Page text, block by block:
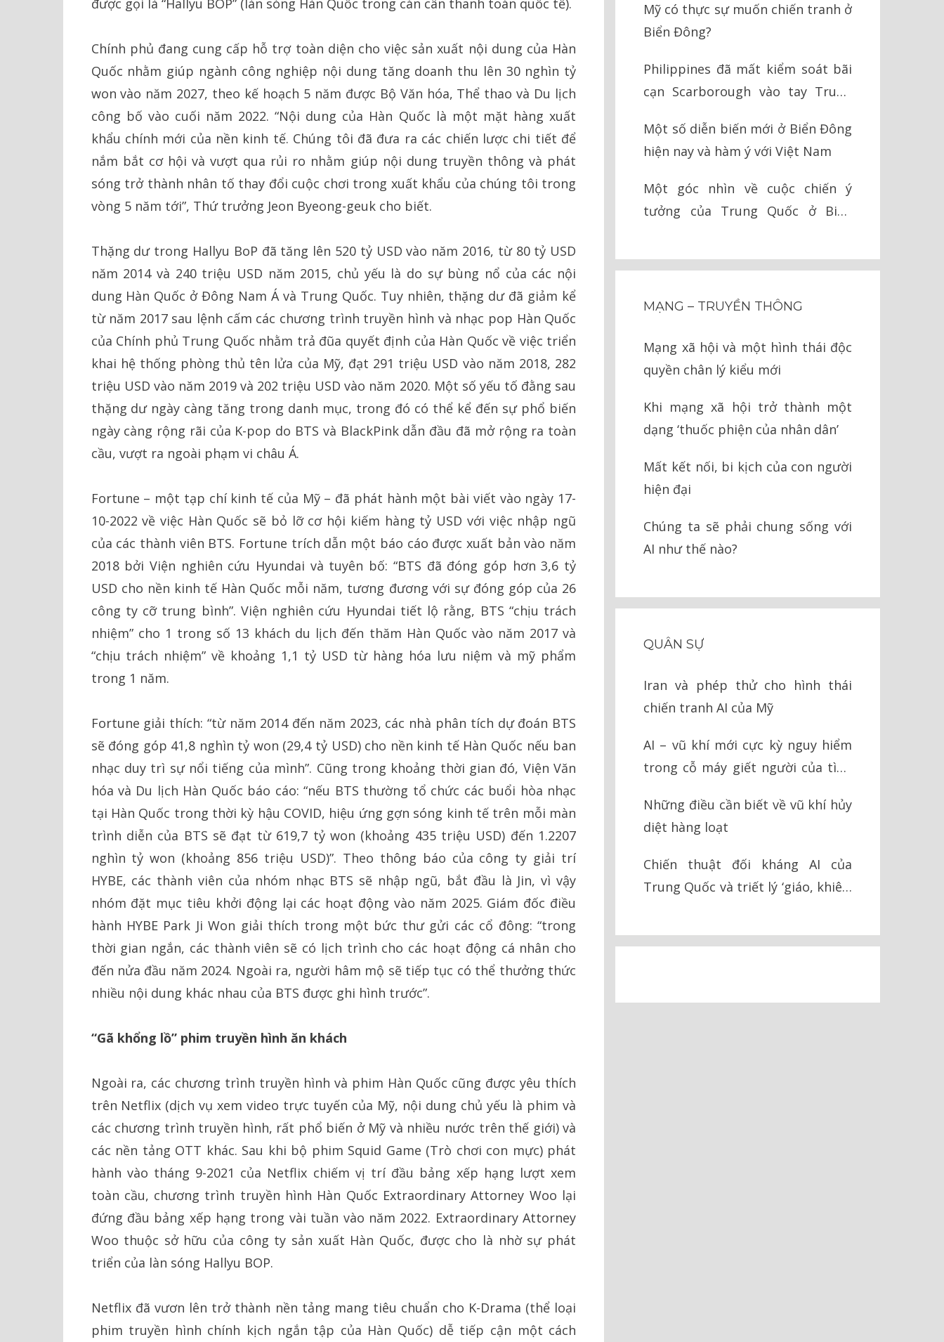
được gọi là “Hallyu BOP” (làn sóng Hàn Quốc trong cán cân thanh toán quốc tế).
Chính phủ đang cung cấp hỗ trợ toàn diện cho việc sản xuất nội dung của Hàn
Quốc nhằm giúp ngành công nghiệp nội dung tăng doanh thu lên 30 nghìn tỷ
won vào năm 2027, theo kế hoạch 5 năm được Bộ Văn hóa, Thể thao và Du lịch
công bố vào cuối năm 2022. “Nội dung của Hàn Quốc là một mặt hàng xuất
khẩu chính mới của nền kinh tế. Chúng tôi đã đưa ra các chiến lược chi tiết để
nắm bắt cơ hội và vượt qua rủi ro nhằm giúp nội dung truyền thông và phát
sóng trở thành nhân tố thay đổi cuộc chơi trong xuất khẩu của chúng tôi trong
vòng 5 năm tới”, Thứ trưởng Jeon Byeong-geuk cho biết.
Thặng dư trong Hallyu BoP đã tăng lên 520 tỷ USD vào năm 2016, từ 80 tỷ USD
năm 2014 và 240 triệu USD năm 2015, chủ yếu là do sự bùng nổ của các nội
dung Hàn Quốc ở Đông Nam Á và Trung Quốc. Tuy nhiên, thặng dư đã giảm kể
từ năm 2017 sau lệnh cấm các chương trình truyền hình và nhạc pop Hàn Quốc
của Chính phủ Trung Quốc nhằm trả đũa quyết định của Hàn Quốc về việc triển
khai hệ thống phòng thủ tên lửa của Mỹ, đạt 291 triệu USD vào năm 2018, 282
triệu USD vào năm 2019 và 202 triệu USD vào năm 2020. Một số yếu tố đằng sau
thặng dư ngày càng tăng trong danh mục, trong đó có thể kể đến sự phổ biến
ngày càng rộng rãi của K-pop do BTS và BlackPink dẫn đầu đã mở rộng ra toàn
cầu, vượt ra ngoài phạm vi châu Á.
Fortune – một tạp chí kinh tế của Mỹ – đã phát hành một bài viết vào ngày 17-
10-2022 về việc Hàn Quốc sẽ bỏ lỡ cơ hội kiếm hàng tỷ USD với việc nhập ngũ
của các thành viên BTS. Fortune trích dẫn một báo cáo được xuất bản vào năm
2018 bởi Viện nghiên cứu Hyundai và tuyên bố: “BTS đã đóng góp hơn 3,6 tỷ
USD cho nền kinh tế Hàn Quốc mỗi năm, tương đương với sự đóng góp của 26
công ty cỡ trung bình”. Viện nghiên cứu Hyundai tiết lộ rằng, BTS “chịu trách
nhiệm” cho 1 trong số 13 khách du lịch đến thăm Hàn Quốc vào năm 2017 và
“chịu trách nhiệm” về khoảng 1,1 tỷ USD từ hàng hóa lưu niệm và mỹ phẩm
trong 1 năm.
Fortune giải thích: “từ năm 2014 đến năm 2023, các nhà phân tích dự đoán BTS
sẽ đóng góp 41,8 nghìn tỷ won (29,4 tỷ USD) cho nền kinh tế Hàn Quốc nếu ban
nhạc duy trì sự nổi tiếng của mình”. Cũng trong khoảng thời gian đó, Viện Văn
hóa và Du lịch Hàn Quốc báo cáo: “nếu BTS thường tổ chức các buổi hòa nhạc
tại Hàn Quốc trong thời kỳ hậu COVID, hiệu ứng gợn sóng kinh tế trên mỗi màn
trình diễn của BTS sẽ đạt từ 619,7 tỷ won (khoảng 435 triệu USD) đến 1.2207
nghìn tỷ won (khoảng 856 triệu USD)”. Theo thông báo của công ty giải trí
HYBE, các thành viên của nhóm nhạc BTS sẽ nhập ngũ, bắt đầu là Jin, vì vậy
nhóm đặt mục tiêu khởi động lại các hoạt động vào năm 2025. Giám đốc điều
hành HYBE Park Ji Won giải thích trong một bức thư gửi các cổ đông: “trong
thời gian ngắn, các thành viên sẽ có lịch trình cho các hoạt động cá nhân cho
đến nửa đầu năm 2024. Ngoài ra, người hâm mộ sẽ tiếp tục có thể thưởng thức
nhiều nội dung khác nhau của BTS được ghi hình trước”.
“Gã khổng lồ” phim truyền hình ăn khách
Ngoài ra, các chương trình truyền hình và phim Hàn Quốc cũng được yêu thích
trên Netflix (dịch vụ xem video trực tuyến của Mỹ, nội dung chủ yếu là phim và
các chương trình truyền hình, rất phổ biến ở Mỹ và nhiều nước trên thế giới) và
các nền tảng OTT khác. Sau khi bộ phim Squid Game (Trò chơi con mực) phát
hành vào tháng 9-2021 của Netflix chiếm vị trí đầu bảng xếp hạng lượt xem
toàn cầu, chương trình truyền hình Hàn Quốc Extraordinary Attorney Woo lại
đứng đầu bảng xếp hạng trong vài tuần vào năm 2022. Extraordinary Attorney
Woo thuộc sở hữu của công ty sản xuất Hàn Quốc, được cho là nhờ sự phát
triển của làn sóng Hallyu BOP.
Netflix đã vươn lên trở thành nền tảng mang tiêu chuẩn cho K-Drama (thể loại
phim truyền hình chính kịch ngắn tập của Hàn Quốc) dễ tiếp cận một cách
Mỹ có thực sự muốn chiến tranh ở
Biển Đông?
Philippines đã mất kiểm soát bãi
cạn Scarborough vào tay Trung
Một số diễn biến mới ở Biển Đông
hiện nay và hàm ý với Việt Nam
Một góc nhìn về cuộc chiến ý
tưởng của Trung Quốc ở Biển
MẠNG – TRUYỀN THÔNG
Mạng xã hội và một hình thái độc
quyền chân lý kiểu mới
Khi mạng xã hội trở thành một
dạng ‘thuốc phiện của nhân dân’
Mất kết nối, bi kịch của con người
hiện đại
Chúng ta sẽ phải chung sống với
AI như thế nào?
QUÂN SỰ
Iran và phép thử cho hình thái
chiến tranh AI của Mỹ
AI – vũ khí mới cực kỳ nguy hiểm
trong cỗ máy giết người của tình
Những điều cần biết về vũ khí hủy
diệt hàng loạt
Chiến thuật đối kháng AI của
Trung Quốc và triết lý ‘giáo, khiên’